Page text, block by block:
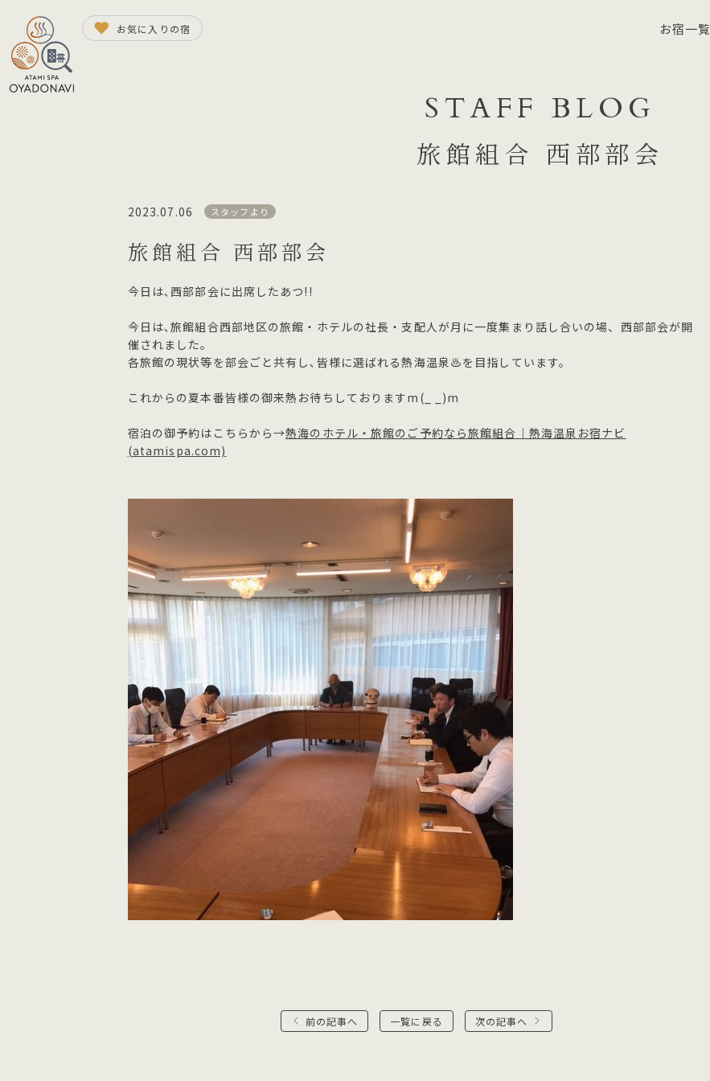
STAFF BLOG
旅館組合 西部部会
お気に入りの宿 お宿一覧
2023.07.06 スタッフより
旅館組合 西部部会
今日は､西部部会に出席したあつ!!
今日は､旅館組合西部地区の旅館・ホテルの社長・支配人が月に一度集まり話し合いの場、西部部会が開
催されました。
各旅館の現状等を部会ごと共有し､皆様に選ばれる熱海温泉♨を目指しています。
これからの夏本番皆様の御来熱お待ちしておりますm(_ _)m
宿泊の御予約はこちらから→熱海のホテル・旅館のご予約なら旅館組合｜熱海温泉お宿ナビ
(atamispa.com)
前の記事へ 一覧に戻る 次の記事へ